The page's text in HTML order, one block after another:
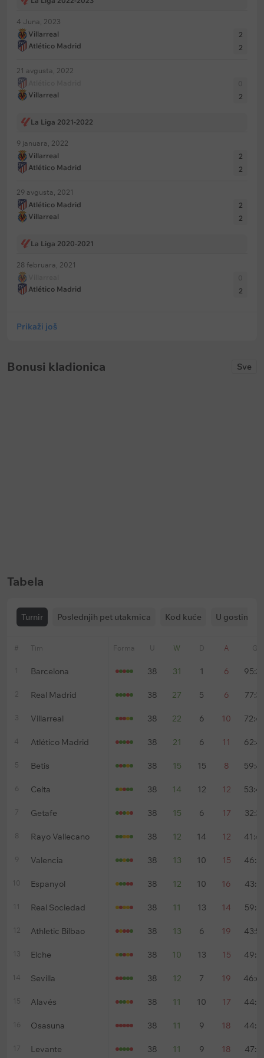
4 Juna, 2023
Villarreal
Atlético Madrid
2
2
21 avgusta, 2022
Villarreal
2
La Liga 2021-2022
9 januara, 2022
Villarreal
Atlético Madrid
2
2
29 avgusta, 2021
Atlético Madrid
Villarreal
2
2
La Liga 2020-2021
28 februara, 2021
Atlético Madrid
2
Prikaži još
Bonusi kladionica Sve
Tabela
Turnir Poslednjih pet utakmica Kod kuće U gostima
# Tim Forma U W D A G
1 Barcelona 38 31 1 6
2 Real Madrid 38 27 5 6
3 Villarreal 38 22 6 10
4 Atlético Madrid 38 21 6 11
5 Betis 38 15 15 8
6 Celta 38 14 12 12
7 Getafe 38 15 6 17
8 Rayo Vallecano 38 12 14 12
9 Valencia 38 13 10 15
10 Espanyol 38 12 10 16
11 Real Sociedad 38 11 13 14
12 Athletic Bilbao 38 13 6 19
13 Elche 38 10 13 15
14 Sevilla 38 12 7 19
15 Alavés 38 11 10 17
16 Osasuna 38 11 9 18
17 Levante 38 11 9 18